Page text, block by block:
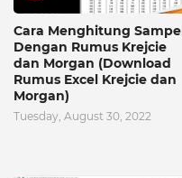
Cara Menghitung Sampel
Dengan Rumus Krejcie
dan Morgan (Download
Rumus Excel Krejcie dan
Morgan)
Tuesday, August 30, 2022